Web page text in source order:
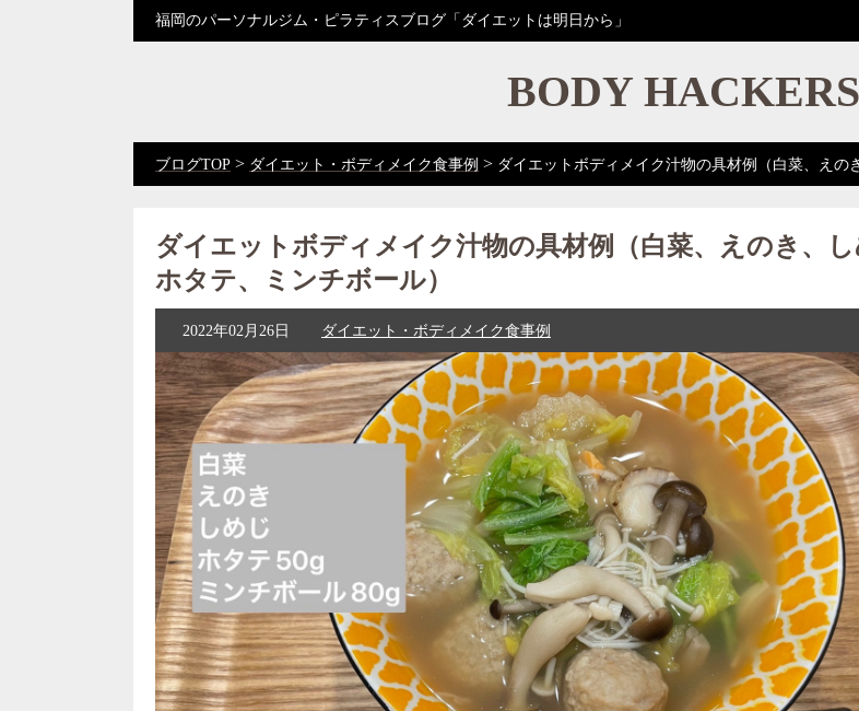
福岡のパーソナルジム・ピラティスブログ「ダイエットは明日から」
BODY
ブログTOP > ダイエット・ボディメイク食事例 > ダイエットボディメイク汁物の具材例（白菜、えの
ダイエットボディメイク汁物の具材例（白菜、えのき、し
ホタテ、ミンチボール）
2022年02月26日 ダイエット・ボディメイク食事例